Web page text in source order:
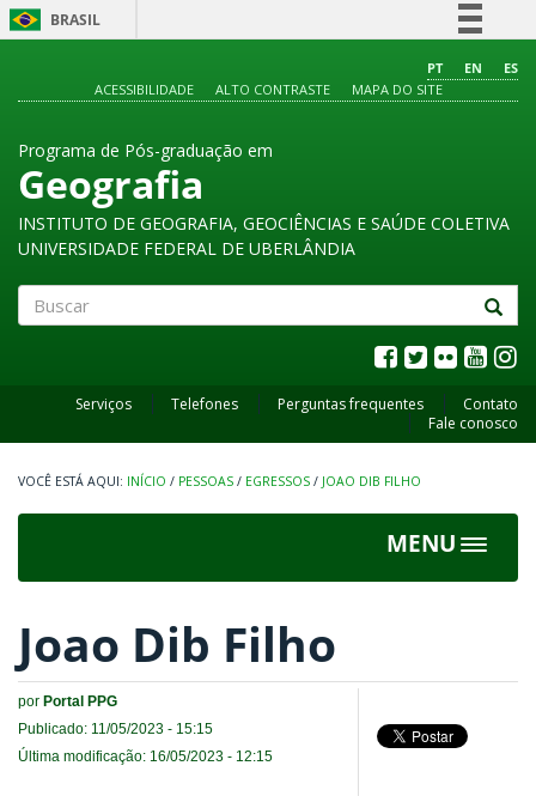
BRASIL
Comunica BR
PT EN
ES
ACESSIBILIDADE
ALTO CONTRASTE MAPA DO SITE
Programa de Pós-graduação em
Geografia
INSTITUTO DE GEOGRAFIA, GEOCIÊNCIAS E SAÚDE COLETIVA
UNIVERSIDADE FEDERAL DE UBERLÂNDIA
Serviços Telefones Perguntas frequentes
Contato
Fale conosco
INÍCIO / PESSOAS / EGRESSOS / JOAO DIB FILHO
MENU
Toggle
Joao Dib Filho
por Portal PPG
Publicado: 11/05/2023 - 15:15
Última modificação: 16/05/2023 - 12:15